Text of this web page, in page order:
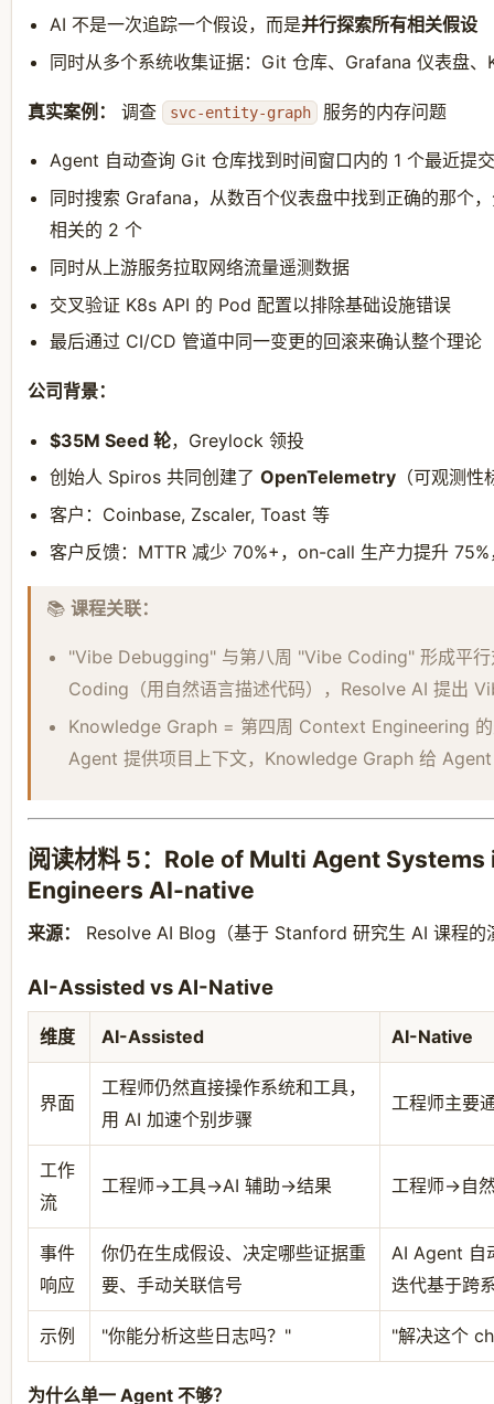
AI 不是一次追踪一个假设，而是并行探索所有相关假设
同时从多个系统收集证据：Git 仓库、Grafana 仪表盘
真实案例： 调查 svc-entity-graph 服务的内存问题
Agent 自动查询 Git 仓库找到时间窗口内的 1 个最近提交
同时搜索 Grafana，从数百个仪表盘中找到正确的那个
相关的 2 个
同时从上游服务拉取网络流量遥测数据
交叉验证 K8s API 的 Pod 配置以排除基础设施错误
最后通过 CI/CD 管道中同一变更的回滚来确认整个理论
公司背景：
$35M Seed 轮，Greylock 领投
创始人 Spiros 共同创建了 OpenTelemetry （可观测性
客户：Coinbase, Zscaler, Toast 等
客户反馈：MTTR 减少 70%+，on-call 生产力提升
📚课程关联：
"Vibe Debugging" 与第八周 "Vibe Coding" 形成平
Coding（用自然语言描述代码），Resolve AI 提出
Knowledge Graph = 第四周 Context Engineering
Agent 提供项目上下文，Knowledge Graph 给
阅读材料 5：Role of Multi Agent
Engineers AI-native
来源： Resolve AI Blog（基于 Stanford 研究生 AI 课程的
AI-Assisted vs AI-Native
维度 AI-Assisted AI-Native
界面
工程师仍然直接操作系统和工具，
用 AI 加速个别步骤
工程师主要
工作
流
工程师→工具→AI 辅助→结果 工程师→自
事件
响应
你仍在生成假设、决定哪些证据重
要、手动关联信号
AI Agent 自
迭代基于跨
示例 "你能分析这些日志吗？" "解决这个
为什么单一 Agent 不够？